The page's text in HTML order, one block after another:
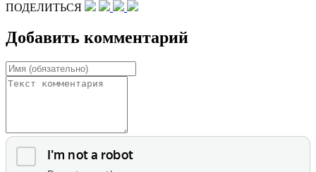
ПОДЕЛИТЬСЯ
Добавить комментарий